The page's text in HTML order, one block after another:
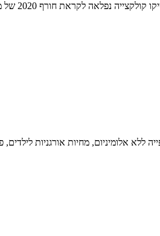
לקראת חורף 2020 של מעילים,…
אלומיניום, מחיות אורגניות לילדים,